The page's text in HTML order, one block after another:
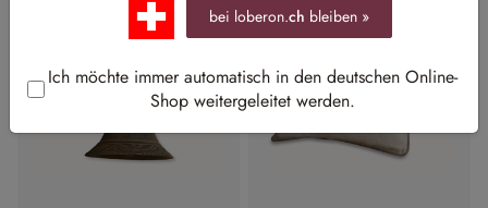
bei loberon.ch bleiben »
Ich möchte immer automatisch in den deutschen Online-
Shop weitergeleitet werden.